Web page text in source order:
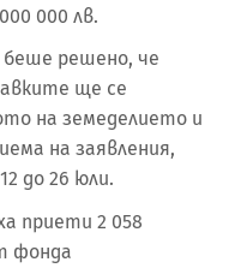
000 лв.
беше решено, че
ще се
на земеделието и
на заявления,
до 26 юли.
приети 2 058
фонда